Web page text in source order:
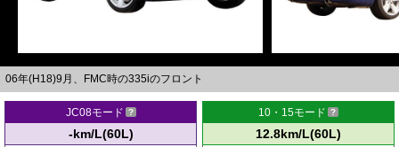
06年(H18)9月、FMC時の335iのフロント
JC08モード
-km/L(60L)
10・15モード
12.8km/L(60L)